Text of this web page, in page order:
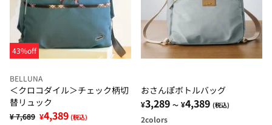
43%off
BELLUNA
＜クロコダイル＞チェック柄切
替リュック
¥ 7,689 ¥4,389 (税込)
おさんぽボトルバッグ
¥3,289 ～ ¥4,389 (税込)
2colors